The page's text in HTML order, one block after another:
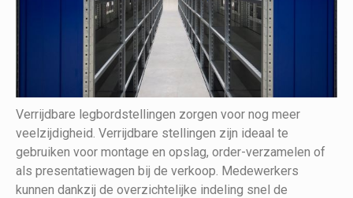
Verrijdbare legbordstellingen zorgen voor nog meer
veelzijdigheid. Verrijdbare stellingen zijn ideaal te
gebruiken voor montage en opslag, order-verzamelen of
als presentatiewagen bij de verkoop. Medewerkers
kunnen dankzij de overzichtelijke indeling snel de